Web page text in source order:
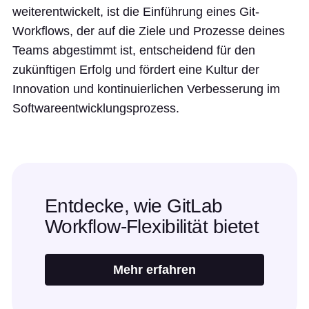
weiterentwickelt, ist die Einführung eines Git-
Workflows, der auf die Ziele und Prozesse deines
Teams abgestimmt ist, entscheidend für den
zukünftigen Erfolg und fördert eine Kultur der
Innovation und kontinuierlichen Verbesserung im
Softwareentwicklungsprozess.
Entdecke, wie GitLab
Workflow-Flexibilität bietet
Mehr erfahren